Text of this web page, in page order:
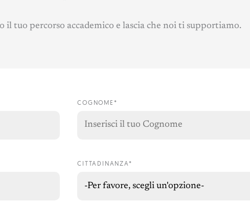
il tuo percorso accademico e lascia che noi ti supportiamo.
COGNOME*
CITTADINANZA*